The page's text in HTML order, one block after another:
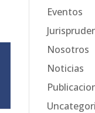
Eventos
Nosotros
Noticias